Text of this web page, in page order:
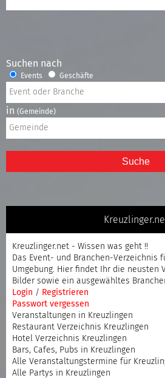
Suchen nach
Events Geschäfte
in (Gemeinde)
Suche
Kreuzlinger.net - Wissen was geht !!
Das Event- und Branchen-Verzeichnis
Umgebung. Hier findet Ihr die neusten
Bilder sowie ein ausgewähltes
Login / Registrieren
Passwort vergessen
Veranstaltungen in Kreuzlingen
Restaurant Verzeichnis Kreuzlingen
Hotel Verzeichnis Kreuzlingen
Bars, Cafes, Pubs in Kreuzlingen
Alle Veranstaltungstermine für
Alle Partys in Kreuzlingen